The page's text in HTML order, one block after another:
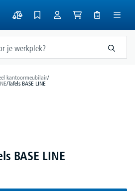
kantoormeubilair/
/Tafels BASE LINE
BASE LINE